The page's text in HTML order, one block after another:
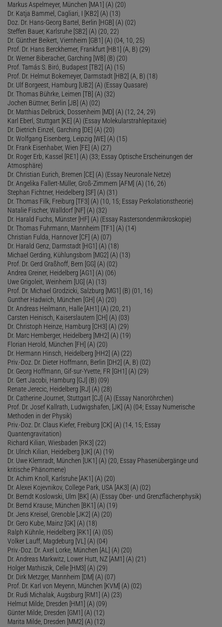
Markus Aspelmeyer, München [MA1] (A) (20)
Dr. Katja Bammel, Cagliari, I [KB2] (A) (13)
Doz. Dr. Hans-Georg Bartel, Berlin [HGB] (A) (02)
Steffen Bauer, Karlsruhe [SB2] (A) (20, 22)
Dr. Günther Beikert, Viernheim [GB1] (A) (04, 10, 25)
Prof. Dr. Hans Berckhemer, Frankfurt [HB1] (A, B) (29)
Dr. Werner Biberacher, Garching [WB] (B) (20)
Prof. Tamás S. Biró, Budapest [TB2] (A) (15)
Prof. Dr. Helmut Bokemeyer, Darmstadt [HB2] (A, B) (18)
Dr. Ulf Borgeest, Hamburg [UB2] (A) (Essay Quasare)
Dr. Thomas Bührke, Leimen [TB] (A) (32)
Jochen Büttner, Berlin [JB] (A) (02)
Dr. Matthias Delbrück, Dossenheim [MD] (A) (12, 24, 29)
Karl Eberl, Stuttgart [KE] (A) (Essay Molekularstrahlepitaxie)
Dr. Dietrich Einzel, Garching [DE] (A) (20)
Dr. Wolfgang Eisenberg, Leipzig [WE] (A) (15)
Dr. Frank Eisenhaber, Wien [FE] (A) (27)
Dr. Roger Erb, Kassel [RE1] (A) (33; Essay Optische Erscheinungen der
Atmosphäre)
Dr. Christian Eurich, Bremen [CE] (A) (Essay Neuronale Netze)
Dr. Angelika Fallert-Müller, Groß-Zimmern [AFM] (A) (16, 26)
Stephan Fichtner, Heidelberg [SF] (A) (31)
Dr. Thomas Filk, Freiburg [TF3] (A) (10, 15; Essay Perkolationstheorie)
Natalie Fischer, Walldorf [NF] (A) (32)
Dr. Harald Fuchs, Münster [HF] (A) (Essay Rastersondenmikroskopie)
Dr. Thomas Fuhrmann, Mannheim [TF1] (A) (14)
Christian Fulda, Hannover [CF] (A) (07)
Dr. Harald Genz, Darmstadt [HG1] (A) (18)
Michael Gerding, Kühlungsborn [MG2] (A) (13)
Prof. Dr. Gerd Graßhoff, Bern [GG] (A) (02)
Andrea Greiner, Heidelberg [AG1] (A) (06)
Uwe Grigoleit, Weinheim [UG] (A) (13)
Prof. Dr. Michael Grodzicki, Salzburg [MG1] (B) (01, 16)
Gunther Hadwich, München [GH] (A) (20)
Dr. Andreas Heilmann, Halle [AH1] (A) (20, 21)
Carsten Heinisch, Kaiserslautern [CH] (A) (03)
Dr. Christoph Heinze, Hamburg [CH3] (A) (29)
Dr. Marc Hemberger, Heidelberg [MH2] (A) (19)
Florian Herold, München [FH] (A) (20)
Dr. Hermann Hinsch, Heidelberg [HH2] (A) (22)
Priv.-Doz. Dr. Dieter Hoffmann, Berlin [DH2] (A, B) (02)
Dr. Georg Hoffmann, Gif-sur-Yvette, FR [GH1] (A) (29)
Dr. Gert Jacobi, Hamburg [GJ] (B) (09)
Renate Jerecic, Heidelberg [RJ] (A) (28)
Dr. Catherine Journet, Stuttgart [CJ] (A) (Essay Nanoröhrchen)
Prof. Dr. Josef Kallrath, Ludwigshafen, [JK] (A) (04; Essay Numerische
Methoden in der Physik)
Priv.-Doz. Dr. Claus Kiefer, Freiburg [CK] (A) (14, 15; Essay
Quantengravitation)
Richard Kilian, Wiesbaden [RK3] (22)
Dr. Ulrich Kilian, Heidelberg [UK] (A) (19)
Dr. Uwe Klemradt, München [UK1] (A) (20, Essay Phasenübergänge und
kritische Phänomene)
Dr. Achim Knoll, Karlsruhe [AK1] (A) (20)
Dr. Alexei Kojevnikov, College Park, USA [AK3] (A) (02)
Dr. Berndt Koslowski, Ulm [BK] (A) (Essay Ober- und Grenzflächenphysik)
Dr. Bernd Krause, München [BK1] (A) (19)
Dr. Jens Kreisel, Grenoble [JK2] (A) (20)
Dr. Gero Kube, Mainz [GK] (A) (18)
Ralph Kühnle, Heidelberg [RK1] (A) (05)
Volker Lauff, Magdeburg [VL] (A) (04)
Priv.-Doz. Dr. Axel Lorke, München [AL] (A) (20)
Dr. Andreas Markwitz, Lower Hutt, NZ [AM1] (A) (21)
Holger Mathiszik, Celle [HM3] (A) (29)
Dr. Dirk Metzger, Mannheim [DM] (A) (07)
Prof. Dr. Karl von Meyenn, München [KVM] (A) (02)
Dr. Rudi Michalak, Augsburg [RM1] (A) (23)
Helmut Milde, Dresden [HM1] (A) (09)
Günter Milde, Dresden [GM1] (A) (12)
Marita Milde, Dresden [MM2] (A) (12)